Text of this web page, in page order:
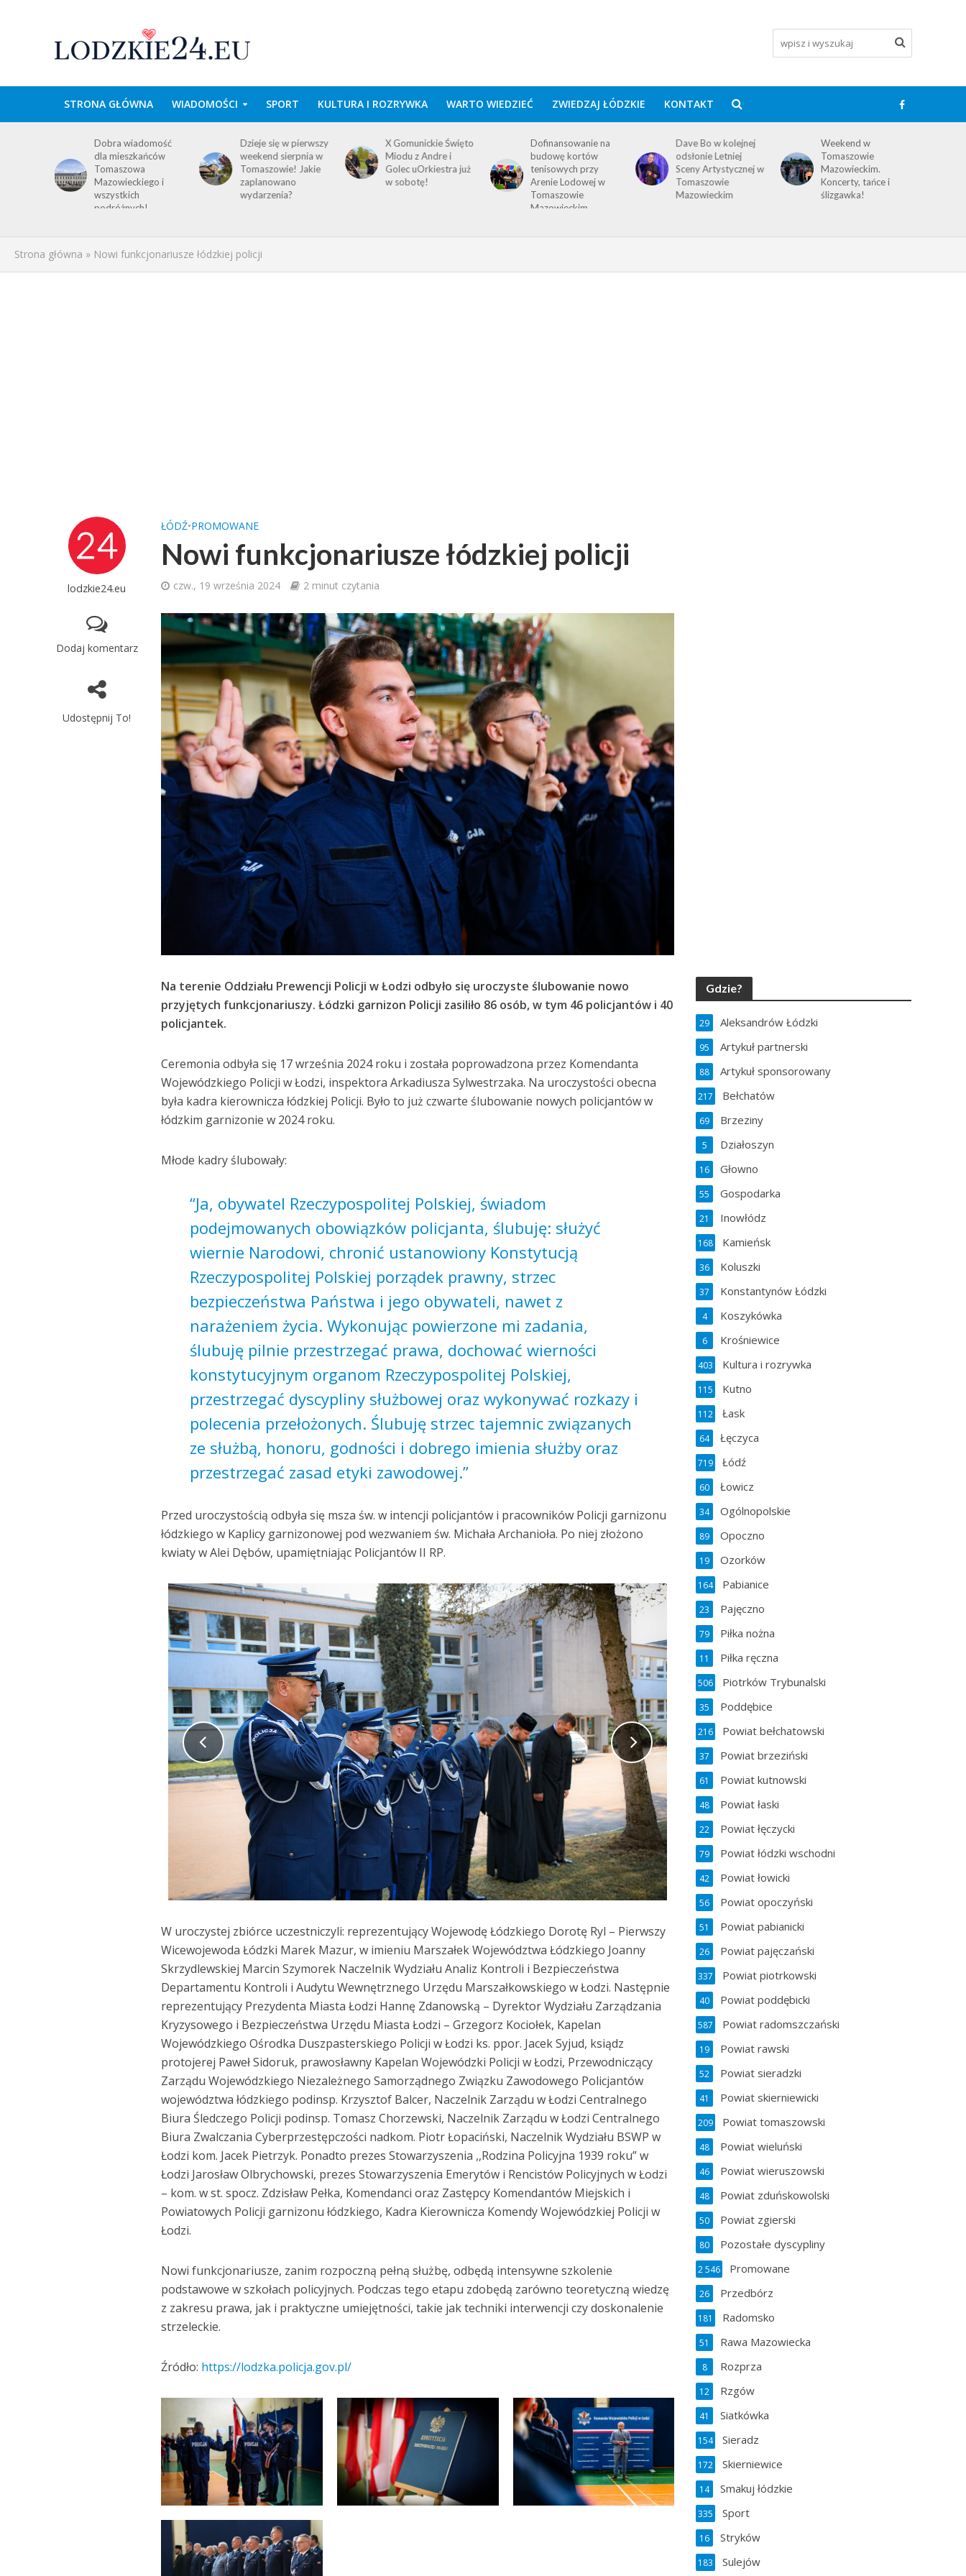
STRONA GŁÓWNA WIADOMOŚCI SPORT KULTURA I ROZRYWKA WARTO WIEDZIEĆ ZWIEDZAJ ŁÓDZKIE KONTAKT
Dobra wiadomość
dla mieszkańców
Tomaszowa
Mazowieckiego i
wszystkich
podróżnych!
Dzieje się w pierwszy
weekend sierpnia w
Tomaszowie! Jakie
zaplanowano
wydarzenia?
X Gomunickie Święto
Miodu z Andre i
Golec uOrkiestra już
w sobotę!
Dofinansowanie na
budowę kortów
tenisowych przy
Arenie Lodowej w
Tomaszowie
Mazowieckim
Dave Bo w kolejnej
odsłonie Letniej
Sceny Artystycznej w
Tomaszowie
Mazowieckim
Weekend w
Tomaszowie
Mazowieckim.
Koncerty, tańce i
ślizgawka!
Strona główna » Nowi funkcjonariusze łódzkiej policji
lodzkie24.eu
Dodaj komentarz
Udostępnij To!
ŁÓDŹ•PROMOWANE
Nowi funkcjonariusze łódzkiej policji
czw., 19 września 2024 2 minut czytania
Na terenie Oddziału Prewencji Policji w Łodzi odbyło się uroczyste ślubowanie nowo
przyjętych funkcjonariuszy. Łódzki garnizon Policji zasiliło 86 osób, w tym 46 policjantów i 40
policjantek.
Ceremonia odbyła się 17 września 2024 roku i została poprowadzona przez Komendanta
Wojewódzkiego Policji w Łodzi, inspektora Arkadiusza Sylwestrzaka. Na uroczystości obecna
była kadra kierownicza łódzkiej Policji. Było to już czwarte ślubowanie nowych policjantów w
łódzkim garnizonie w 2024 roku.
Młode kadry ślubowały:
“Ja, obywatel Rzeczypospolitej Polskiej, świadom
podejmowanych obowiązków policjanta, ślubuję: służyć
wiernie Narodowi, chronić ustanowiony Konstytucją
Rzeczypospolitej Polskiej porządek prawny, strzec
bezpieczeństwa Państwa i jego obywateli, nawet z
narażeniem życia. Wykonując powierzone mi zadania,
ślubuję pilnie przestrzegać prawa, dochować wierności
konstytucyjnym organom Rzeczypospolitej Polskiej,
przestrzegać dyscypliny służbowej oraz wykonywać rozkazy i
polecenia przełożonych. Ślubuję strzec tajemnic związanych
ze służbą, honoru, godności i dobrego imienia służby oraz
przestrzegać zasad etyki zawodowej.”
Przed uroczystością odbyła się msza św. w intencji policjantów i pracowników Policji garnizonu
łódzkiego w Kaplicy garnizonowej pod wezwaniem św. Michała Archanioła. Po niej złożono
kwiaty w Alei Dębów, upamiętniając Policjantów II RP.
W uroczystej zbiórce uczestniczyli: reprezentujący Wojewodę Łódzkiego Dorotę Ryl – Pierwszy
Wicewojewoda Łódzki Marek Mazur, w imieniu Marszałek Województwa Łódzkiego Joanny
Skrzydlewskiej Marcin Szymorek Naczelnik Wydziału Analiz Kontroli i Bezpieczeństwa
Departamentu Kontroli i Audytu Wewnętrznego Urzędu Marszałkowskiego w Łodzi. Następnie
reprezentujący Prezydenta Miasta Łodzi Hannę Zdanowską – Dyrektor Wydziału Zarządzania
Kryzysowego i Bezpieczeństwa Urzędu Miasta Łodzi – Grzegorz Kociołek, Kapelan
Wojewódzkiego Ośrodka Duszpasterskiego Policji w Łodzi ks. ppor. Jacek Syjud, ksiądz
protojerej Paweł Sidoruk, prawosławny Kapelan Wojewódzki Policji w Łodzi, Przewodniczący
Zarządu Wojewódzkiego Niezależnego Samorządnego Związku Zawodowego Policjantów
województwa łódzkiego podinsp. Krzysztof Balcer, Naczelnik Zarządu w Łodzi Centralnego
Biura Śledczego Policji podinsp. Tomasz Chorzewski, Naczelnik Zarządu w Łodzi Centralnego
Biura Zwalczania Cyberprzestępczości nadkom. Piotr Łopaciński, Naczelnik Wydziału BSWP w
Łodzi kom. Jacek Pietrzyk. Ponadto prezes Stowarzyszenia ,,Rodzina Policyjna 1939 roku” w
Łodzi Jarosław Olbrychowski, prezes Stowarzyszenia Emerytów i Rencistów Policyjnych w Łodzi
– kom. w st. spocz. Zdzisław Pełka, Komendanci oraz Zastępcy Komendantów Miejskich i
Powiatowych Policji garnizonu łódzkiego, Kadra Kierownicza Komendy Wojewódzkiej Policji w
Łodzi.
Nowi funkcjonariusze, zanim rozpoczną pełną służbę, odbędą intensywne szkolenie
podstawowe w szkołach policyjnych. Podczas tego etapu zdobędą zarówno teoretyczną wiedzę
z zakresu prawa, jak i praktyczne umiejętności, takie jak techniki interwencji czy doskonalenie
strzeleckie.
Źródło: https://lodzka.policja.gov.pl/
Gdzie?
Aleksandrów Łódzki
29
Artykuł partnerski
95
Artykuł sponsorowany
88
Bełchatów
217
Brzeziny
69
Działoszyn
5
Głowno
16
Gospodarka
55
Inowłódz
21
Kamieńsk
168
Koluszki
36
Konstantynów Łódzki
37
Koszykówka
4
Krośniewice
6
Kultura i rozrywka
403
Kutno
115
Łask
112
Łęczyca
64
Łódź
719
Łowicz
60
Ogólnopolskie
34
Opoczno
89
Ozorków
19
Pabianice
164
Pajęczno
23
Piłka nożna
79
Piłka ręczna
11
Piotrków Trybunalski
506
Poddębice
35
Powiat bełchatowski
216
Powiat brzeziński
37
Powiat kutnowski
61
Powiat łaski
48
Powiat łęczycki
22
Powiat łódzki wschodni
79
Powiat łowicki
42
Powiat opoczyński
56
Powiat pabianicki
51
Powiat pajęczański
26
Powiat piotrkowski
337
Powiat poddębicki
40
Powiat radomszczański
587
Powiat rawski
19
Powiat sieradzki
52
Powiat skierniewicki
41
Powiat tomaszowski
209
Powiat wieluński
48
Powiat wieruszowski
46
Powiat zduńskowolski
48
Powiat zgierski
50
Pozostałe dyscypliny
80
Promowane
2 546
Przedbórz
26
Radomsko
181
Rawa Mazowiecka
51
Rozprza
8
Rzgów
12
Siatkówka
41
Sieradz
154
Skierniewice
172
Smakuj łódzkie
14
Sport
335
Stryków
16
Sulejów
183